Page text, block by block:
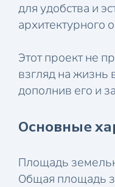
для удобства и
архитектурного
Этот проект не
взгляд на жизнь
дополнив его и
Основные
Площадь
Общая площадь